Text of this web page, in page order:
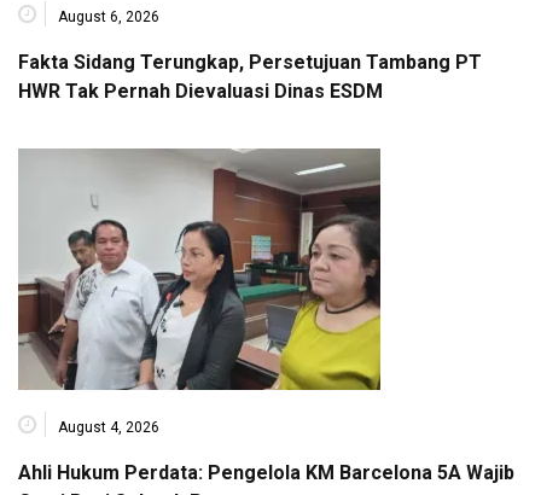
August 6, 2026
Fakta Sidang Terungkap, Persetujuan Tambang PT
HWR Tak Pernah Dievaluasi Dinas ESDM
August 4, 2026
Ahli Hukum Perdata: Pengelola KM Barcelona 5A Wajib